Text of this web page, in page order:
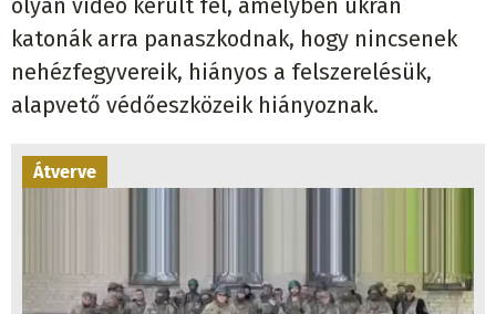
katonák arra panaszkodnak, hogy nincsenek
nehézfegyvereik, hiányos a felszerelésük,
alapvető védőeszközeik hiányoznak.